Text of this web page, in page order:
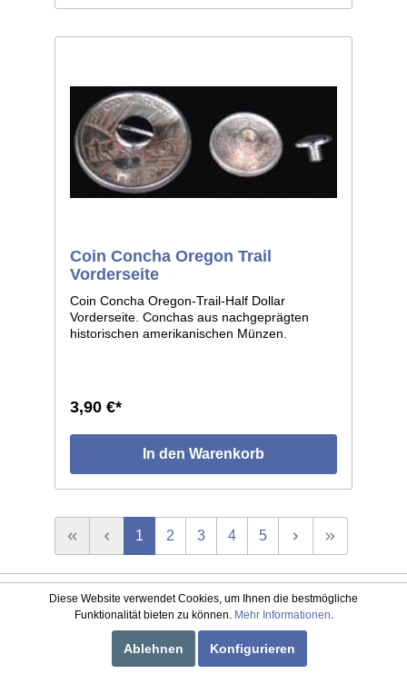
Coin Concha Oregon Trail
Vorderseite
Coin Concha Oregon-Trail-Half Dollar
Vorderseite. Conchas aus nachgeprägten
historischen amerikanischen Münzen.
Concha.
3,90 €*
In den Warenkorb
1 2 3 4 5
Service-Hotline
Diese Website verwendet Cookies, um Ihnen die bestmögliche
Funktionalität bieten zu können. Mehr Informationen.
Ablehnen Konfigurieren